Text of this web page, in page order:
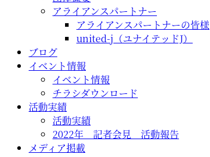
アライアンスパートナー
アライアンスパートナーの皆様
united-j（ユナイテッドJ）
ブログ
イベント情報
イベント情報
チラシダウンロード
活動実績
活動実績
2022年 記者会見 活動報告
メディア掲載